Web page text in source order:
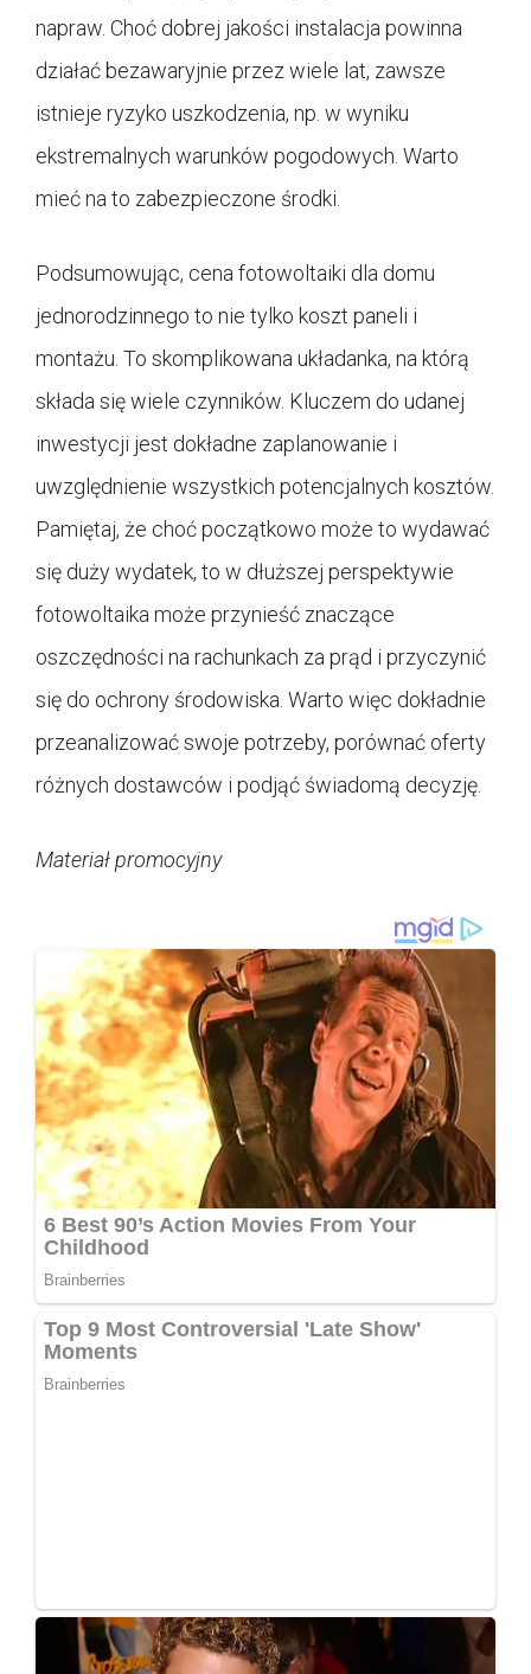
napraw. Choć dobrej jakości instalacja powinna
działać bezawaryjnie przez wiele lat, zawsze
istnieje ryzyko uszkodzenia, np. w wyniku
ekstremalnych warunków pogodowych. Warto
mieć na to zabezpieczone środki.
Podsumowując, cena fotowoltaiki dla domu
jednorodzinnego to nie tylko koszt paneli i
montażu. To skomplikowana układanka, na którą
składa się wiele czynników. Kluczem do udanej
inwestycji jest dokładne zaplanowanie i
uwzględnienie wszystkich potencjalnych kosztów.
Pamiętaj, że choć początkowo może to wydawać
się duży wydatek, to w dłuższej perspektywie
fotowoltaika może przynieść znaczące
oszczędności na rachunkach za prąd i przyczynić
się do ochrony środowiska. Warto więc dokładnie
przeanalizować swoje potrzeby, porównać oferty
różnych dostawców i podjąć świadomą decyzję.
Materiał promocyjny